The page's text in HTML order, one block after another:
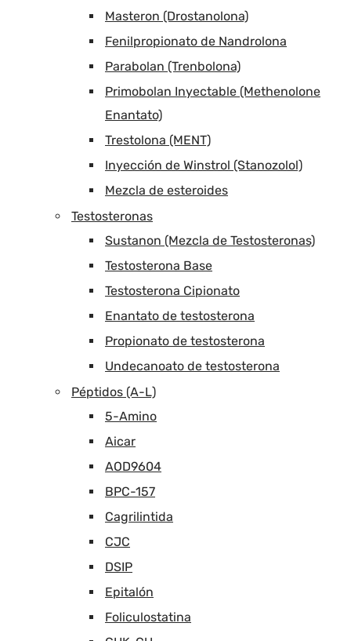
Masteron (Drostanolona)
Fenilpropionato de Nandrolona
Parabolan (Trenbolona)
Primobolan Inyectable (Methenolone
Enantato)
Trestolona (MENT)
Inyección de Winstrol (Stanozolol)
Mezcla de esteroides
Testosteronas
Sustanon (Mezcla de Testosteronas)
Testosterona Base
Testosterona Cipionato
Enantato de testosterona
Propionato de testosterona
Undecanoato de testosterona
Péptidos (A-L)
5-Amino
Aicar
AOD9604
BPC-157
Cagrilintida
CJC
DSIP
Epitalón
Foliculostatina